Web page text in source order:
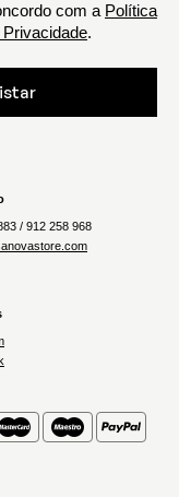
com a Política
Privacidade.
/ 912 258 968